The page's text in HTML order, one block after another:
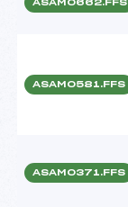
ASAM0662.FFS
ASAM0581.FFS
ASAM0371.FFS